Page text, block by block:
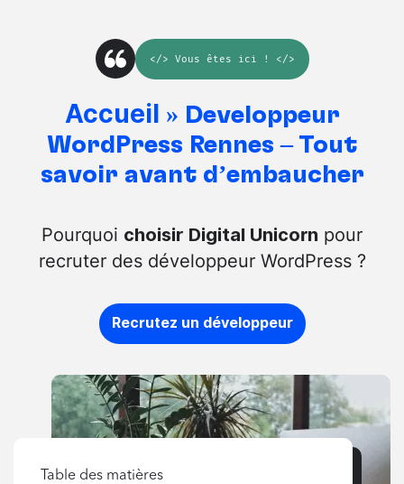
</> Vous êtes ici ! </>
Accueil » Développeur
WordPress Rennes – Tout
savoir avant d’embaucher
Pourquoi choisir Digital Unicorn pour
recruter des développeur WordPress ?
Recrutez un développeur
Table des matières